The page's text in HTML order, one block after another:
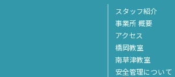
2020年3月
2020年1月
2019年11月
2019年9月
スタッフ紹介
事業所 概要
アクセス
橋岡教室
南草津教室
安全管理について